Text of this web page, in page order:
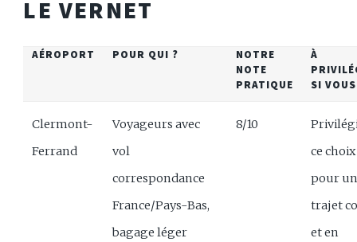
LE VERNET
AÉROPORT POUR QUI ?
NOTRE
NOTE
PRATIQUE
À
SI
Clermont-
Ferrand
Voyageurs avec
vol
correspondance
France/Pays-Bas,
bagage léger
8/10
ce choix
pour
trajet
et en